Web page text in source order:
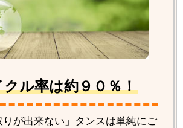
ル率は約９０％！
りが出来ない」タンスは単純にご